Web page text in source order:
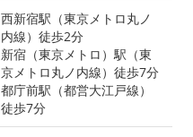
西新宿駅（東京メトロ丸ノ
内線）徒歩2分
新宿（東京メトロ）駅（東
京メトロ丸ノ内線）徒歩7分
都庁前駅（都営大江戸線）
徒歩7分